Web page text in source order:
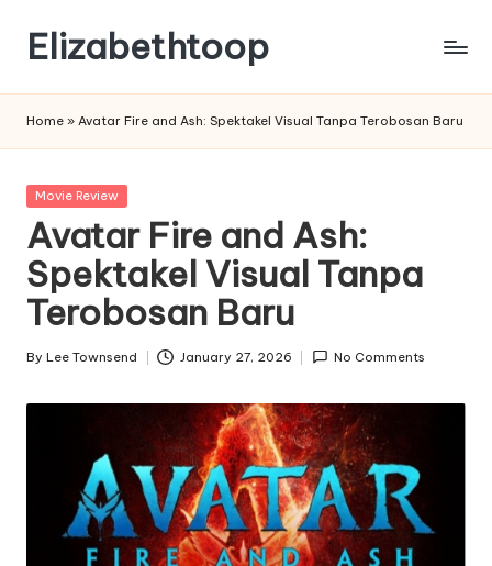
content
Elizabethtoop
Home » Avatar Fire and Ash: Spektakel Visual Tanpa Terobosan Baru
Posted
Movie Review
Avatar Fire and Ash:
Spektakel Visual Tanpa
Terobosan Baru
Posted
By Lee Townsend January 27, 2026 No Comments